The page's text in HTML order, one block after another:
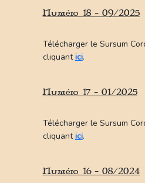
Actualites et
Chemins pelerins
Vers le Mont-Saint-
Vers Saint-Jacques
Chemin du Pere de
Haltes pelerines
Numéro 18 - 09/2025
Télécharger le Sursum
cliquantici.
Numéro 17 - 01/2025
Télécharger le Sursum
cliquantici.
Numéro 16 - 08/2024